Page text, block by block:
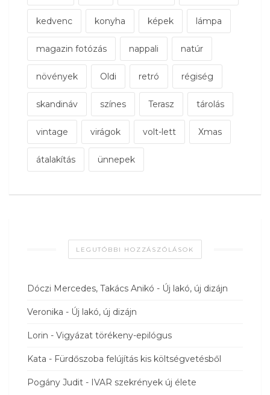
kedvenc konyha képek lámpa
magazin fotózás nappali natúr
növények Oldi retró régiség
skandináv színes Terasz tárolás
vintage virágok volt-lett Xmas
átalakítás ünnepek
LEGUTÓBBI HOZZÁSZÓLÁSOK
Dóczi Mercedes, Takács Anikó - Új lakó, új dizájn
Veronika - Új lakó, új dizájn
Lorin - Vigyázat törékeny-epilógus
Kata - Fürdőszoba felújítás kis költségvetésből
Pogány Judit - IVAR szekrények új élete